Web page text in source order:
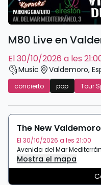
M80 Live en
el 30/10/2026 a les
Music Valdemoro,
concierto pop Tour
The New
El 30/10/2026 a les 21:00
Avenida del Mar
Mostra el mapa